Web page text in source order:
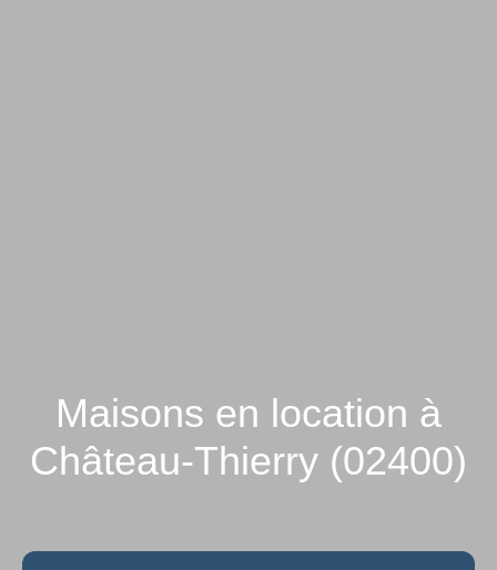
Maisons en location à
Château-Thierry (02400)